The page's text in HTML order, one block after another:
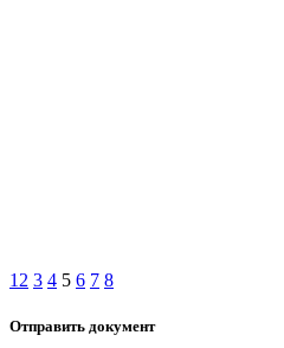
1 2 3 4 5 6 7 8
Отправить документ